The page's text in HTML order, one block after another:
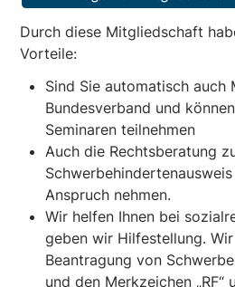
Durch diese Mitgliedschaft
Vorteile:
Sind Sie automatisch auch
Bundesverband und
Seminaren teilnehmen
Auch die Rechtsberatung
Anspruch nehmen.
Wir helfen Ihnen bei
geben wir Hilfestellung.
Beantragung von
und den Merkzeichen „RF“